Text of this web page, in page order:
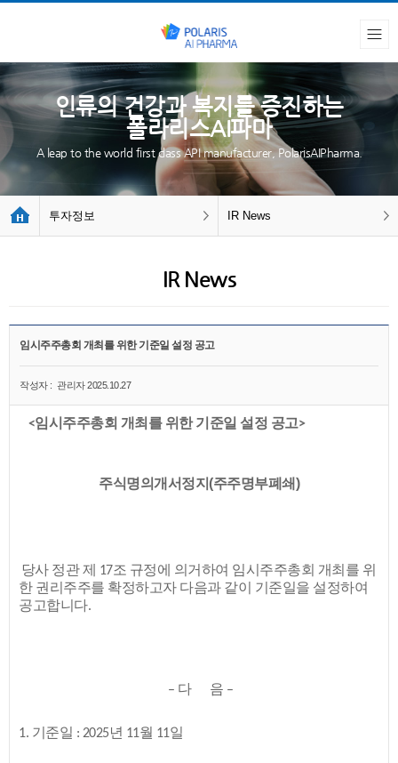
인류의 건강과 복지를 증진하는
폴라리스AI파마
A leap to the world first class API manufacturer, PolarisAIPharma.
투자정보 IR News
IR News
임시주주총회 개최를 위한 기준일 설정 공고
작성자 : 관리자 2025.10.27
<임시주주총회 개최를 위한 기준일 설정 공고>
주식명의개서정지(주주명부폐쇄)
당사 정관 제 17조 규정에 의거하여 임시주주총회 개최를 위
한 권리주주를 확정하고자 다음과 같이 기준일을 설정하여
공고합니다.
– 다 음 –
1. 기준일 : 2025년 11월 11일